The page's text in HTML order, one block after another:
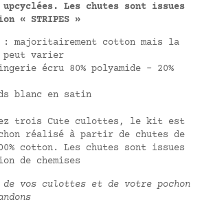
Les chutes sont issues
« STRIPES »
: majoritairement cotton mais la
peut varier
écru 80% polyamide – 20%
blanc en satin
trois Cute culottes, le kit est
réalisé à partir de chutes de
cotton. Les chutes sont issues
de chemises
vos culottes et de votre pochon